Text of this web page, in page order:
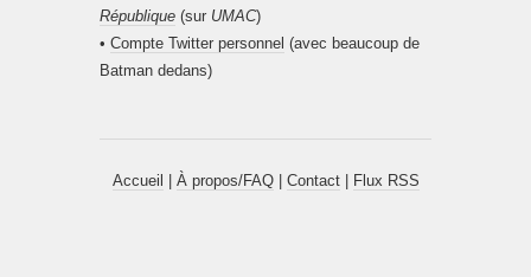
République (sur UMAC)
• Compte Twitter personnel (avec beaucoup de
Batman dedans)
Accueil À propos/FAQ| Contact| Flux RSS